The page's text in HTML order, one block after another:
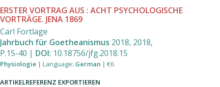
ERSTER VORTRAG AUS : ACHT PSYCHOLOGISCHE
VORTRÄGE. JENA 1869
Carl Fortlage
Jahrbuch für Goetheanismus 2018, 2018,
P.15-40 | DOI: 10.18756/jfg.2018.15
Physiologie | Language: German | €6
ARTIKELREFERENZ EXPORTIEREN